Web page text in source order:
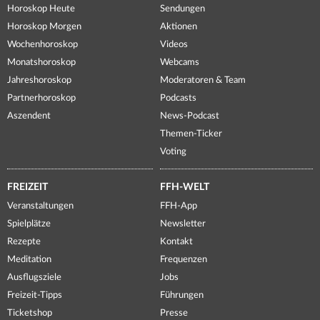
Horoskop Heute
Horoskop Morgen
Wochenhoroskop
Monatshoroskop
Jahreshoroskop
Partnerhoroskop
Aszendent
Sendungen
Aktionen
Videos
Webcams
Moderatoren & Team
Podcasts
News-Podcast
Themen-Ticker
Voting
FREIZEIT
Veranstaltungen
Spielplätze
Rezepte
Meditation
Ausflugsziele
Freizeit-Tipps
Ticketshop
FFH-WELT
FFH-App
Newsletter
Kontakt
Frequenzen
Jobs
Führungen
Presse